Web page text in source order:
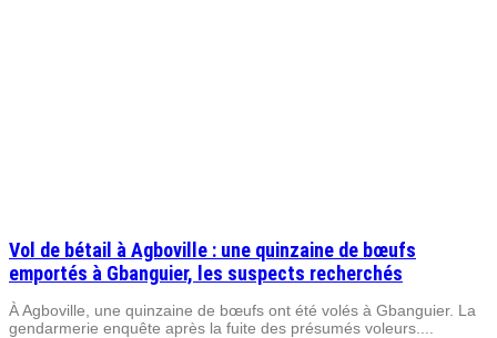
Vol de bétail à Agboville : une quinzaine de bœufs
emportés à Gbanguier, les suspects recherchés
À Agboville, une quinzaine de bœufs ont été volés à Gbanguier. La
gendarmerie enquête après la fuite des présumés voleurs....